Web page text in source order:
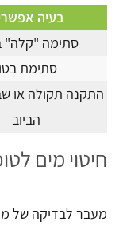
בעיה
סתימה "קלה"
סתימת
התקנה תקולה או
הביוב
חיטוי מים
מעבר לבדיקה של